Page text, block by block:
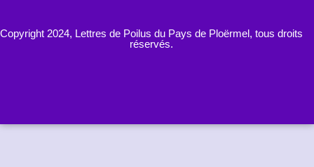
Copyright 2024, Lettres de Poilus du Pays de Ploërmel, tous droits
réservés.